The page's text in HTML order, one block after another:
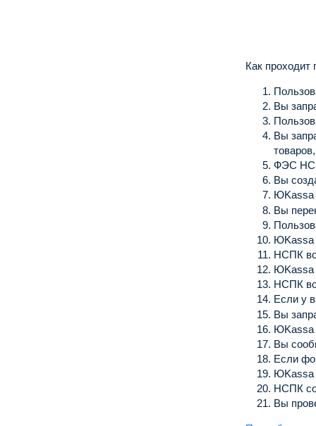
Как проходит
Вы
Вы
ФЭС
Вы
ЮKassa
Вы
ЮKassa
НСПК
ЮKassa
НСПК
Если у
Вы
ЮKassa
Вы
Если
ЮKassa
НСПК
Вы